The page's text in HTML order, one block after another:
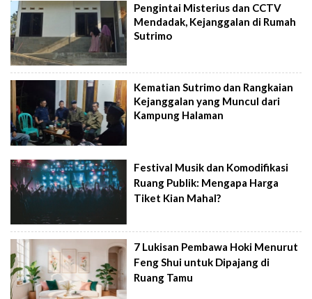
Pengintai Misterius dan CCTV
Mendadak, Kejanggalan di Rumah
Sutrimo
Kematian Sutrimo dan Rangkaian
Kejanggalan yang Muncul dari
Kampung Halaman
Festival Musik dan Komodifikasi
Ruang Publik: Mengapa Harga
Tiket Kian Mahal?
7 Lukisan Pembawa Hoki Menurut
Feng Shui untuk Dipajang di
Ruang Tamu